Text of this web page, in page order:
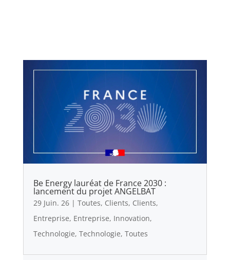
Be Energy lauréat de France 2030 :
lancement du projet ANGELBAT
29 Juin. 26| Toutes, Clients, Clients,
Entreprise, Entreprise, Innovation,
Technologie, Technologie, Toutes